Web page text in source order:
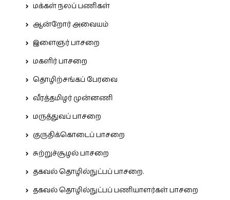
மக்கள் நலப் பணிகள்
ஆன்றோர் அவையம்
இளைஞர் பாசறை
மகளிர் பாசறை
தொழிற்சங்கப் பேரவை
வீரத்தமிழர் முன்னணி
மருத்துவப் பாசறை
குருதிக்கொடைப் பாசறை
சுற்றுச்சூழல் பாசறை
தகவல் தொழில்நுட்பப் பாசறை.
தகவல் தொழில்நுட்பப் பணியாளர்கள் பாசறை